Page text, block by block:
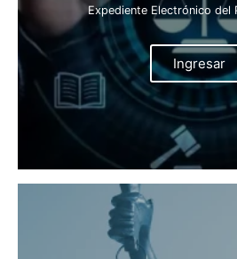
Expediente Electrónico del
Ingresar